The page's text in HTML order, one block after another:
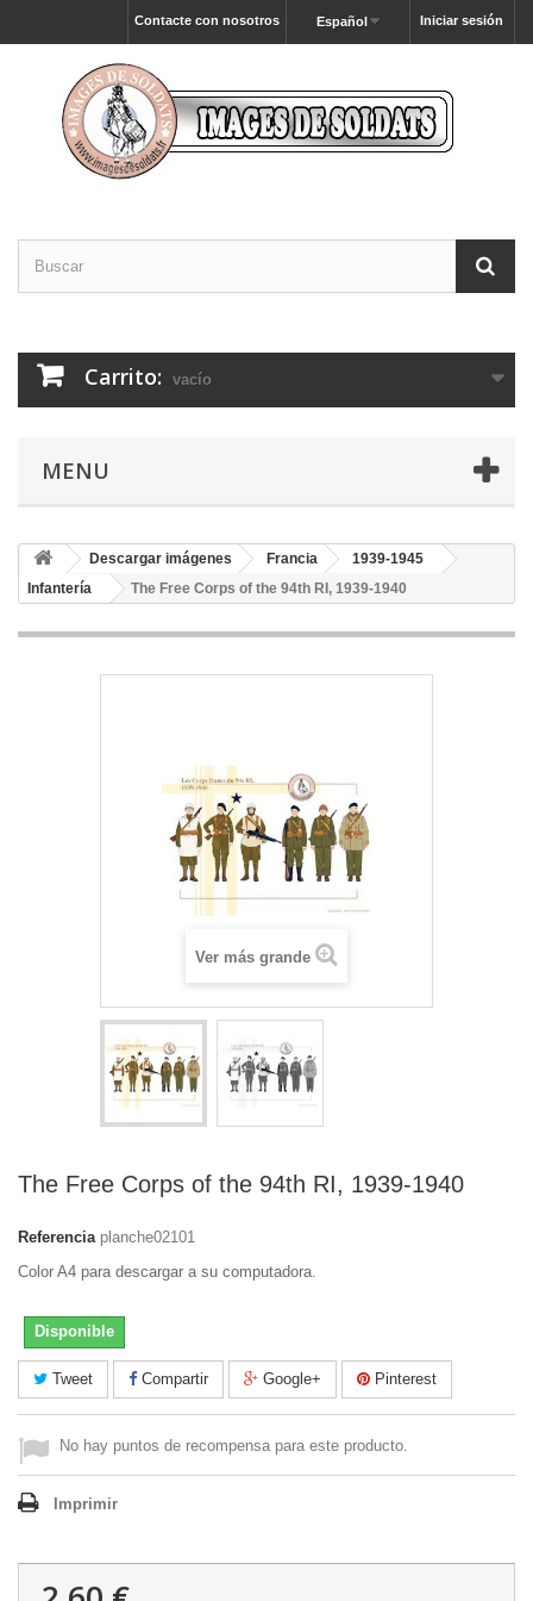
Iniciar sesión
Español
Contacte con nosotros
Carrito: vacío
MENU
Descargar imágenes Francia
1939-1945
Infantería
The Free Corps of the 94th RI, 1939-1940
Ver más grande
The Free Corps of the 94th RI, 1939-1940
Referencia planche02101
Color A4 para descargar a su computadora.
Disponible
Tweet Compartir Google+ Pinterest
No hay puntos de recompensa para este producto.
Imprimir